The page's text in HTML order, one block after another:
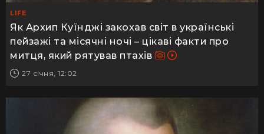
LIFE
Як Архип Куїнджі закохав світ в українські
пейзажі та місячні ночі – цікаві факти про
митця, який рятував птахів
27 січня, 12:02